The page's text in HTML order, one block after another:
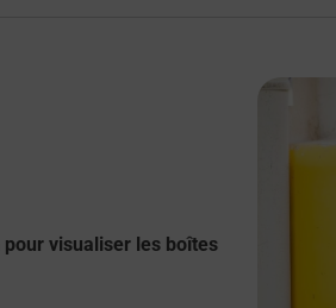
visualiser les boîtes